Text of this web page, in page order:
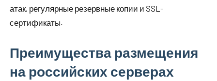
атак, регулярные резервные копии и SSL-
сертификаты.
Преимущества размещения
на российских серверах